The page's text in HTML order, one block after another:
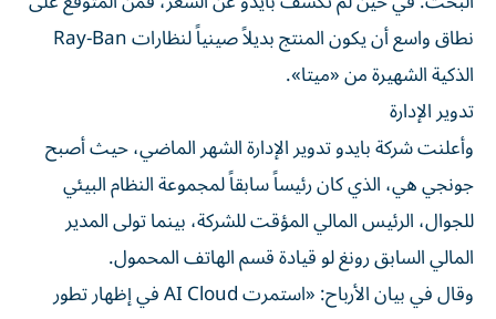
نطاق واسع أن يكون المنتج بديلاً صينياً لنظارات Ray-Ban
الذكية الشهيرة من «ميتا».
تدوير الإدارة
وأعلنت شركة بايدو تدوير الإدارة الشهر الماضي، حيث أصبح
جونجي هي، الذي كان رئيساً سابقاً لمجموعة النظام البيئي
للجوال، الرئيس المالي المؤقت للشركة، بينما تولى المدير
المالي السابق رونغ لو قيادة قسم الهاتف المحمول.
وقال في بيان الأرباح: «استمرت AI Cloud في إظهار تطور